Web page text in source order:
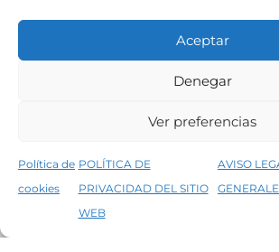
Aceptar
Denegar
Ver preferencias
Política de
cookies
POLÍTICA DE
PRIVACIDAD DEL SITIO
WEB
AVISO
5% de descuento en tu primera compra, utiliza el
Condiciones
Política de privacidad del
©2026 Decopintur- todos los